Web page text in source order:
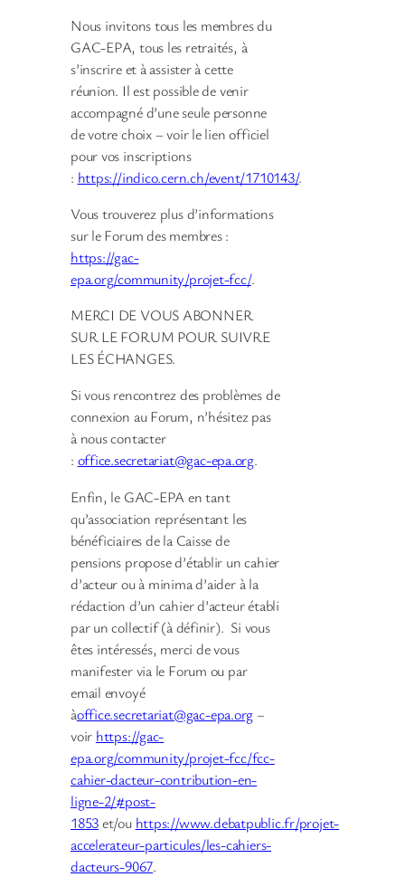
Nous invitons tous les membres du
GAC-EPA, tous les retraités, à
s’inscrire et à assister à cette
réunion. Il est possible de venir
accompagné d’une seule personne
de votre choix – voir le lien officiel
pour vos inscriptions
: https://indico.cern.ch/event/1710143/.
Vous trouverez plus d’informations
sur le Forum des membres :
https://gac-
epa.org/community/projet-fcc/.
MERCI DE VOUS ABONNER
SUR LE FORUM POUR SUIVRE
LES ÉCHANGES.
Si vous rencontrez des problèmes de
connexion au Forum, n’hésitez pas
à nous contacter
: office.secretariat@gac-epa.org.
Enfin, le GAC-EPA en tant
qu’association représentant les
bénéficiaires de la Caisse de
pensions propose d’établir un cahier
d’acteur ou à minima d’aider à la
rédaction d’un cahier d’acteur établi
par un collectif (à définir). Si vous
êtes intéressés, merci de vous
manifester via le Forum ou par
email envoyé
àoffice.secretariat@gac-epa.org–
voir https://gac-
epa.org/community/projet-fcc/fcc-
cahier-dacteur-contribution-en-
ligne-2/#post-
1853et/ou https://www.debatpublic.fr/projet-
accelerateur-particules/les-cahiers-
dacteurs-9067.